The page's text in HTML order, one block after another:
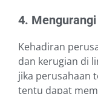
4.
Kehadiran
dan kerugian di
jika perusahaan
tentu dapat